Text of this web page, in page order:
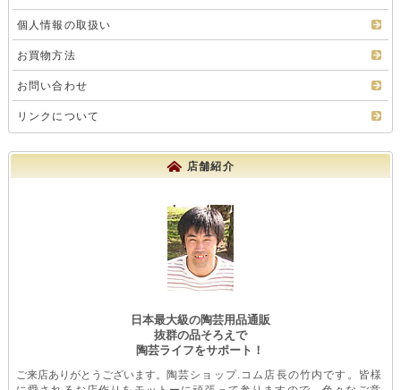
個人情報の取扱い
お買物方法
お問い合わせ
リンクについて
店舗紹介
日本最大級の陶芸用品通販
抜群の品そろえで
陶芸ライフをサポート！
ご来店ありがとうございます。 陶芸ショップ.コム店長の竹内です。皆様